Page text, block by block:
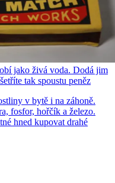
jako živá voda. Dodá jim
tak spoustu peněz
v bytě i na záhoně.
fosfor, hořčík a železo.
hned kupovat drahé